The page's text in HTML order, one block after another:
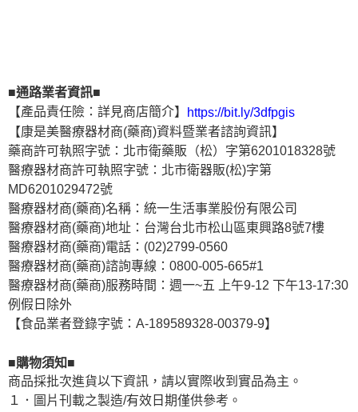
■通路業者資訊■
【產品責任險：詳見商店簡介】
https://bit.ly/3dfpgis
【康是美醫療器材商(藥商)資料暨業者諮詢資訊】
藥商許可執照字號：北市衛藥販（松）字第6201018328號
醫療器材商許可執照字號：北市衛器販(松)字第
MD6201029472號
醫療器材商(藥商)名稱：統一生活事業股份有限公司
醫療器材商(藥商)地址：台灣台北市松山區東興路8號7樓
醫療器材商(藥商)電話：(02)2799-0560
醫療器材商(藥商)諮詢專線：0800-005-665#1
醫療器材商(藥商)服務時間：週一~五 上午9-12 下午13-17:30
例假日除外
【食品業者登錄字號：A-189589328-00379-9】
■購物須知■
商品採批次進貨以下資訊，請以實際收到實品為主。
１．圖片刊載之製造/有效日期僅供參考。